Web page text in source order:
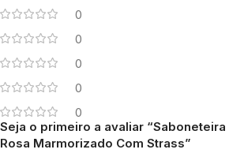
0
0
0
0
0
Seja o primeiro a avaliar
Rosa Marmorizado Com Strass”